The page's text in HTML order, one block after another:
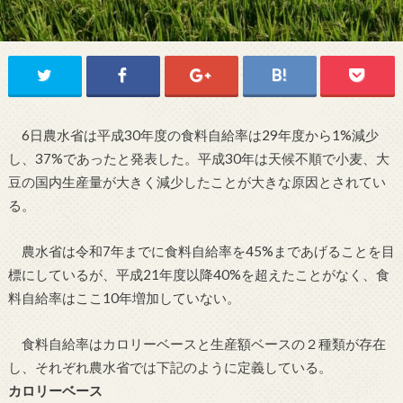
6日農水省は平成30年度の食料自給率は29年度から1%減少
し、37%であったと発表した。平成30年は天候不順で小麦、大
豆の国内生産量が大きく減少したことが大きな原因とされてい
る。
農水省は令和7年までに食料自給率を45%まであげることを目
標にしているが、平成21年度以降40%を超えたことがなく、食
料自給率はここ10年増加していない。
食料自給率はカロリーベースと生産額ベースの２種類が存在
し、それぞれ農水省では下記のように定義している。
カロリーベース